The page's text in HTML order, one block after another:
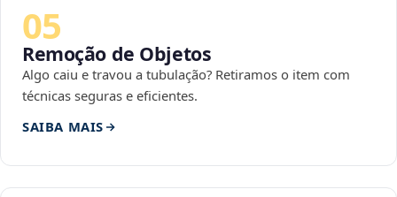
05
Remoção de Objetos
Algo caiu e travou a tubulação? Retiramos o item com
técnicas seguras e eficientes.
SAIBA MAIS